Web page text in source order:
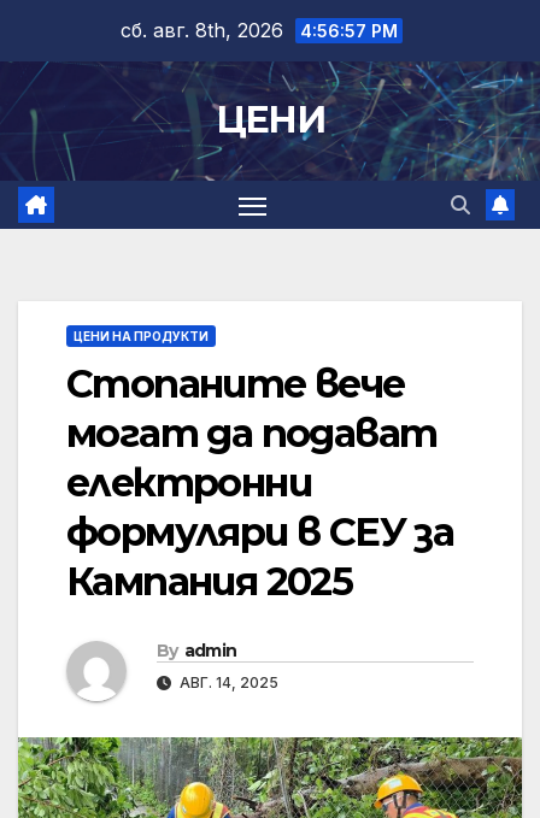
content
сб. авг. 8th, 2026 4:56:58 PM
ЦЕНИ
ЦЕНИ НА ПРОДУКТИ
Стопаните вече
могат да подават
електронни
формуляри в СЕУ за
Кампания 2025
By admin
АВГ. 14, 2025